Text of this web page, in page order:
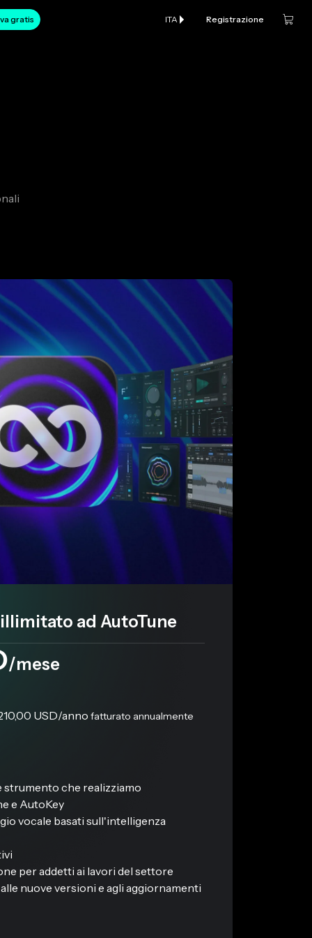
gratis ITA Registrazione
ad AutoTune
/mese
USD/anno fatturato annualmente
strumento che realizziamo
e AutoKey
vocale basati sull'intelligenza
per addetti ai lavori del settore
nuove versioni e agli aggiornamenti